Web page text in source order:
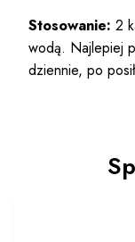
Stosowanie: 2
wodą. Najlepiej
dziennie, po